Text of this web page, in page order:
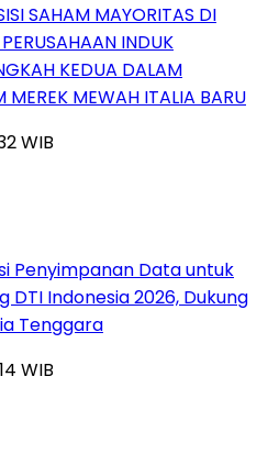
SAHAM MAYORITAS DI
INDUK
KEDUA DALAM
MEWAH ITALIA BARU
WIB
Penyimpanan Data untuk
DTI Indonesia 2026, Dukung
Tenggara
WIB